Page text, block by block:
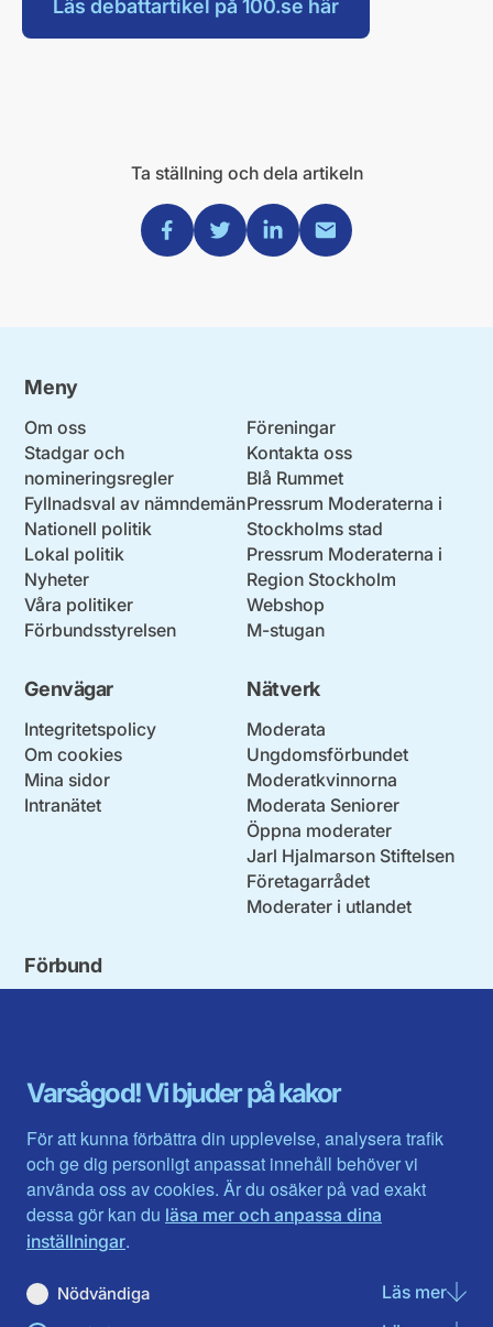
Varsågod! Vi bjuder på kakor
För att kunna förbättra din upplevelse, analysera trafik
och ge dig personligt anpassat innehåll behöver vi
använda oss av cookies. Är du osäker på vad exakt
dessa gör kan du läsa mer och anpassa dina
inställningar.
Nödvändiga Läs merom
Läs debattartikel på 100.se här
Ta ställning och dela artikeln
Dela via Facebook
Dela via Twitter
Dela via Linkedin
Dela via Mail
Meny
Om oss
Stadgar och
nomineringsregler
Fyllnadsval av nämndemän
Nationell politik
Lokal politik
Nyheter
Våra politiker
Förbundsstyrelsen
Föreningar
Kontakta oss
Blå Rummet
Pressrum Moderaterna i
Stockholms stad
Pressrum Moderaterna i
Region Stockholm
Webshop
M-stugan
Genvägar
Integritetspolicy
Om cookies
Mina sidor
Intranätet
Nätverk
Moderata
Ungdomsförbundet
Moderatkvinnorna
Moderata Seniorer
Öppna moderater
Jarl Hjalmarson Stiftelsen
Företagarrådet
Moderater i utlandet
Förbund
Gävleborg
Halland
Jämtlands län
Jönköpings län
Kalmar län
Kronobergs län
Norrbotten
Skåne län
Värmlands län
Västerbotten
Västra Götaland
Västernorrland
Västmanland
Örebro län
Östergötland
Du hittar oss här på sociala medier